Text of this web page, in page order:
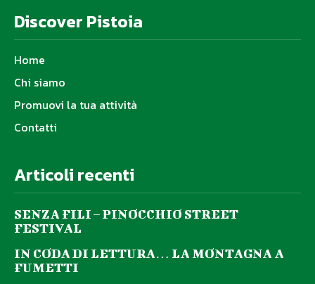
Discover Pistoia
Home
Chi siamo
Promuovi la tua attività
Contatti
Articoli recenti
SENZA FILI – PINOCCHIO STREET
FESTIVAL
IN CODA DI LETTURA… LA MONTAGNA A
FUMETTI